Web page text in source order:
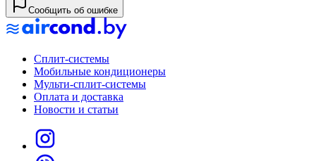
Сообщить об ошибке
Сплит-системы
Мобильные кондиционеры
Мульти-сплит-системы
Оплата и доставка
Новости и статьи